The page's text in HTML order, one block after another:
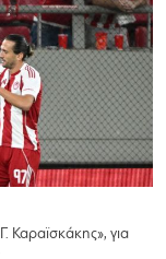
Καραϊσκάκης», για